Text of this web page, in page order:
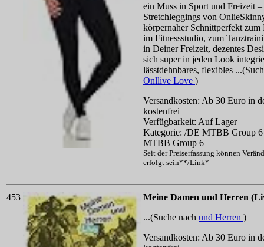
ein Muss in Sport und Freizeit –
Stretchleggings von
körpernaher Schnittperfekt zum
im Fitnessstudio, zum
in Deiner Freizeit, dezentes
sich super in jeden Look
lässtdehnbares, flexibles
Onllive Love )
Versandkosten: Ab 30 Euro in
kostenfrei
Verfügbarkeit: Auf Lager
Kategorie: /DE MTBB Group
MTBB Group 6
Seit der Preiserfassung können
erfolgt sein**/Link*
453
Meine Damen und Herren
...(Suche nach und Herren )
Versandkosten: Ab 30 Euro in